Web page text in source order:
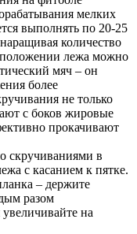
мелких
выполнять по 20-25
количество
лежа можно
мяч – он
более
не только
с боков жировые
прокачивают
скручиваниями в
с касанием к пятке.
– держите
разом
на